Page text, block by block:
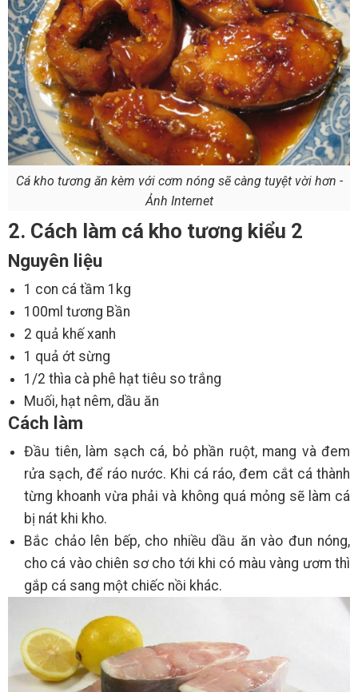
Cá kho tương ăn kèm với cơm nóng sẽ càng tuyệt vời hơn -
Ảnh Internet
2. Cách làm cá kho tương kiểu 2
Nguyên liệu
1 con cá tầm 1kg
100ml tương Bần
2 quả khế xanh
1 quả ớt sừng
1/2 thìa cà phê hạt tiêu so trắng
Muối, hạt nêm, dầu ăn
Cách làm
Đầu tiên, làm sạch cá, bỏ phần ruột, mang và đem
rửa sạch, để ráo nước. Khi cá ráo, đem cắt cá thành
từng khoanh vừa phải và không quá mỏng sẽ làm cá
bị nát khi kho.
Bắc chảo lên bếp, cho nhiều dầu ăn vào đun nóng,
cho cá vào chiên sơ cho tới khi có màu vàng ươm thì
gắp cá sang một chiếc nồi khác.